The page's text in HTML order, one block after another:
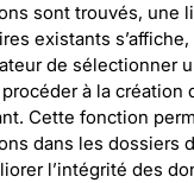
sont trouvés, une
existants
de sélectionner
à la création
Cette fonction
dans les dossiers
l’intégrité des